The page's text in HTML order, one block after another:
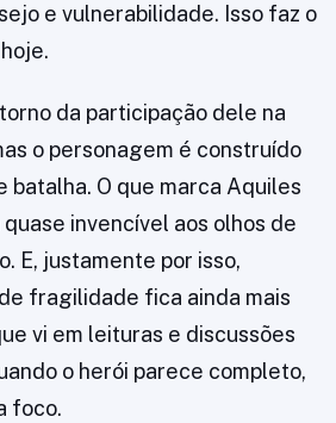
e vulnerabilidade. Isso faz o
da participação dele na
o personagem é construído
batalha. O que marca Aquiles
invencível aos olhos de
E, justamente por isso,
fragilidade fica ainda mais
vi em leituras e discussões
o herói parece completo,
foco.